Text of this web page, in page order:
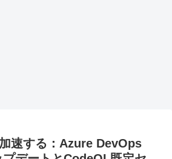
速する：Azure DevOps